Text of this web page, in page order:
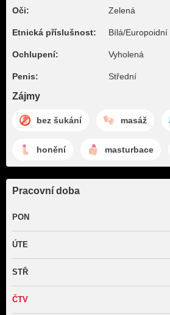
Oči: Zelená
Etnická příslušnost: Bílá/Europoidní
Ochlupení: Vyholená
Penis: Střední
Zájmy
bez šukání masáž
honění masturbace
Pracovní doba
PON
ÚTE
STŘ
ČTV